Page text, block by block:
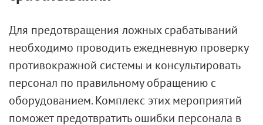
Для предотвращения ложных срабатываний
необходимо проводить ежедневную проверку
противокражной системы и консультировать
персонал по правильному обращению с
оборудованием. Комплекс этих мероприятий
поможет предотвратить ошибки персонала в